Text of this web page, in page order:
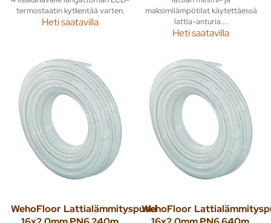
termostaatin kytkentää varten.
Heti saatavilla
maksimilämpötilat käytettäessä
lattia-anturia....
Heti saatavilla
WehoFloor LattialämmitysputkiWehoFloor